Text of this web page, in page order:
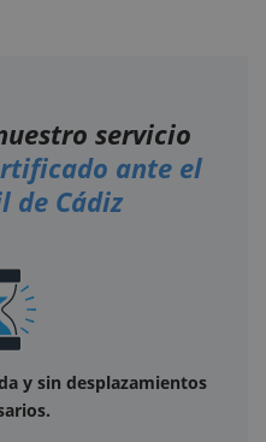
servicio
ante el
de Cádiz
y sin desplazamientos